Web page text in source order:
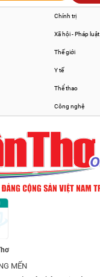
Chính trị
Xã hội - Pháp luật
Thế giới
Y tế
Thể thao
Công nghệ
MẾN